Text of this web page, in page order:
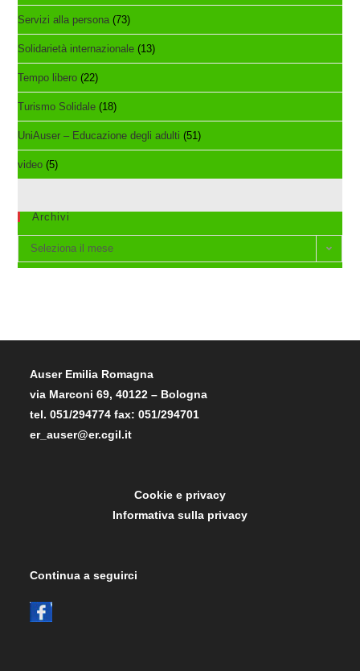
Servizi alla persona (73)
Solidarietà internazionale (13)
Tempo libero (22)
Turismo Solidale (18)
UniAuser – Educazione degli adulti (51)
video (5)
Archivi
Archivi
Seleziona il mese
Auser Emilia Romagna
via Marconi 69, 40122 – Bologna
tel. 051/294774 fax: 051/294701
er_auser@er.cgil.it
Cookie e privacy
Informativa sulla privacy
Continua a seguirci